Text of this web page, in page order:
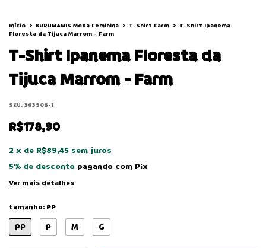
Início > KURUMAMIS Moda Feminina > T-Shirt Farm > T-Shirt Ipanema
Floresta da Tijuca Marrom - Farm
T-Shirt Ipanema Floresta da
Tijuca Marrom - Farm
SKU: 363906-1
R$178,90
2 x de R$89,45 sem juros
5% de desconto pagando com Pix
Ver mais detalhes
tamanho: PP
PP P M G